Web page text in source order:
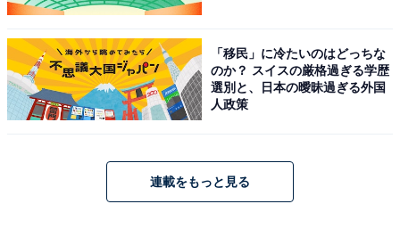
ボクササイズやムエタイなどのプログラムも
驚くのはなんとボクシングのリングがあること！ 1人で
もくもくとトレーニングを行うのではなく、このウェル
なり、励まし合いながらエクササイズを行う「ソーシャ
ルウェルネス」を提唱しているので、数人で一緒に体を
「移民」に冷たいのはどっちな
のか？ スイスの厳格過ぎる学歴
選別と、日本の曖昧過ぎる外国
人政策
連載をもっと見る